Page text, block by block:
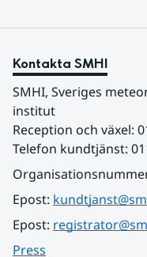
Kontakta SMHI
SMHI, Sveriges
institut
Reception och växel:
Telefon kundtjänst:
Epost:
Epost:
Press